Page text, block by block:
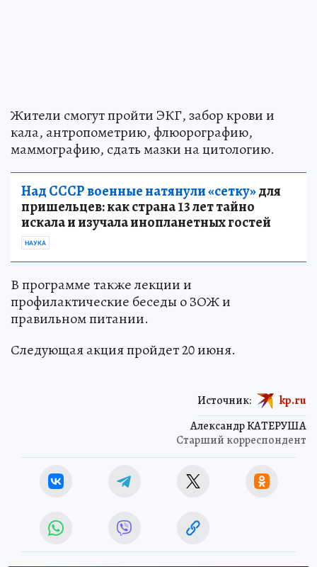
Жители смогут пройти ЭКГ, забор крови и
кала, антропометрию, флюорографию,
маммографию, сдать мазки на цитологию.
Над СССР военные натянули «сетку»для
пришельцев: как страна 13 лет тайно
искала и изучала инопланетных гостей
НАУКА
В программе также лекции и
профилактические беседы о ЗОЖ и
правильном питании.
Следующая акция пройдет 20 июня.
Александр КАТЕРУША
Старший корреспондент
Источник: kp.ru